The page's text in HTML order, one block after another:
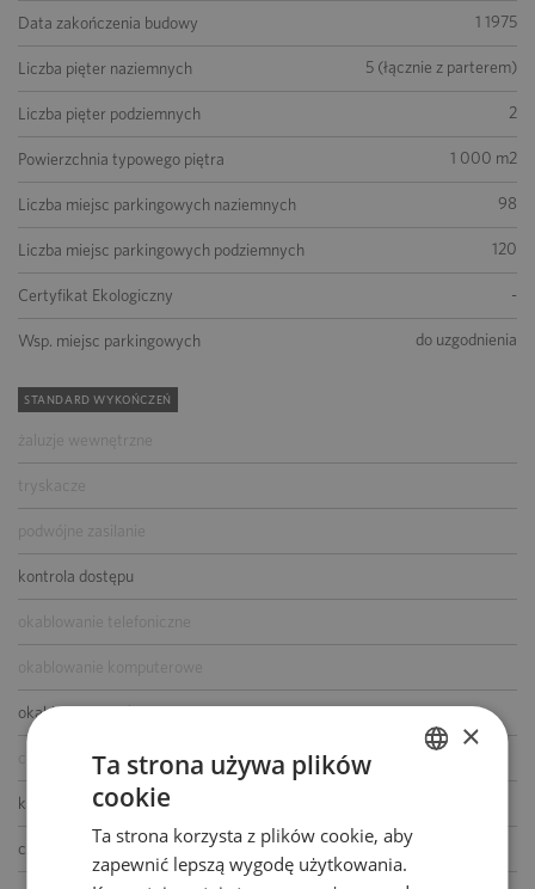
Data zakończenia budowy 1 1975
Liczba pięter naziemnych 5 (łącznie z parterem)
Liczba pięter podziemnych 2
Powierzchnia typowego piętra 1 000 m2
Liczba miejsc parkingowych naziemnych 98
Liczba miejsc parkingowych podziemnych 120
Certyfikat Ekologiczny -
Wsp. miejsc parkingowych do uzgodnienia
STANDARD WYKOŃCZEŃ
żaluzje wewnętrzne
tryskacze
podwójne zasilanie
kontrola dostępu
okablowanie telefoniczne
okablowanie komputerowe
okablowanie elektryczne
centrala telefoniczna
klimatyzacja
czujniki dymu i ciepła ENGLISH
×
Ta strona używa plików
cookie
Ta strona korzysta z plików cookie, aby
zapewnić lepszą wygodę użytkowania.